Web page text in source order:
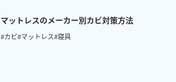
マットレスのメーカー別カビ対策方法
#カビ#マットレス#寝具